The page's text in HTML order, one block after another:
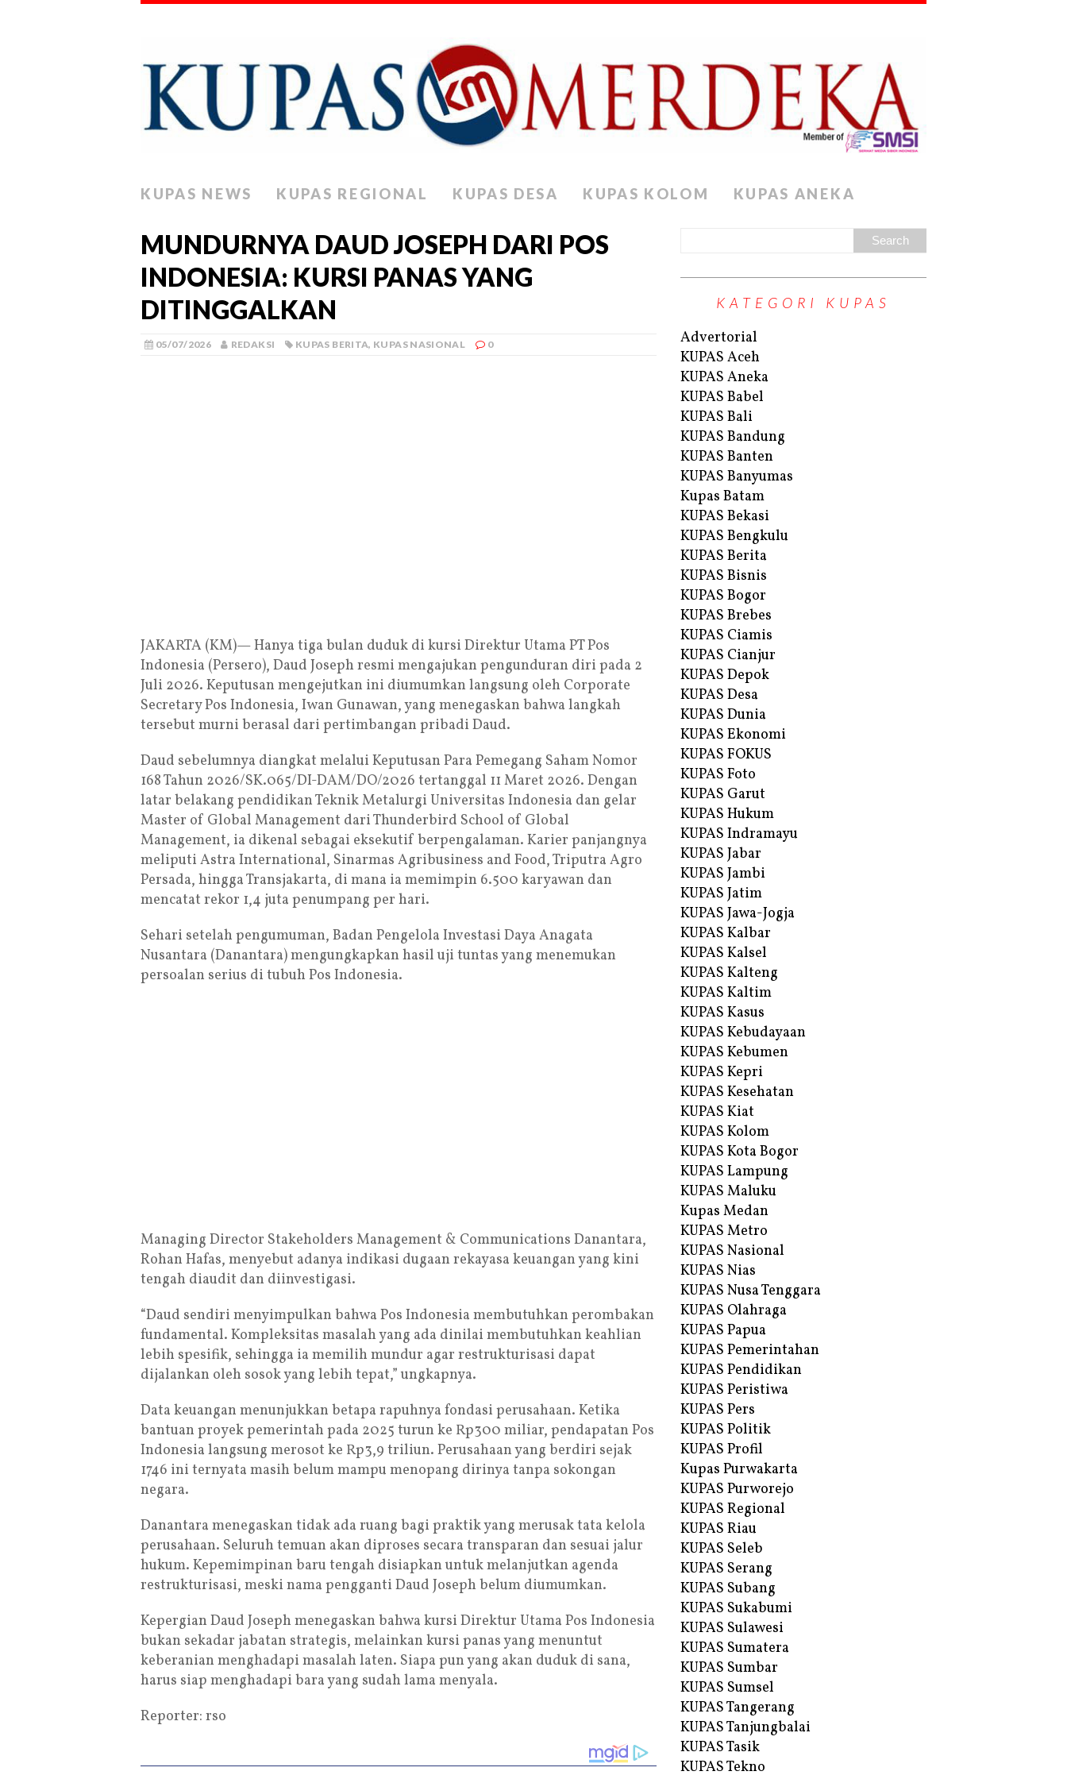
KUPAS NEWS KUPAS REGIONAL KUPAS DESA KUPAS KOLOM KUPAS ANEKA
MUNDURNYA DAUD JOSEPH DARI POS
INDONESIA: KURSI PANAS YANG
DITINGGALKAN
05/07/2026 REDAKSI KUPAS BERITA, KUPAS NASIONAL 0
JAKARTA (KM)— Hanya tiga bulan duduk di kursi Direktur Utama PT Pos
Indonesia (Persero), Daud Joseph resmi mengajukan pengunduran diri pada 2
Juli 2026. Keputusan mengejutkan ini diumumkan langsung oleh Corporate
Secretary Pos Indonesia, Iwan Gunawan, yang menegaskan bahwa langkah
tersebut murni berasal dari pertimbangan pribadi Daud.
Daud sebelumnya diangkat melalui Keputusan Para Pemegang Saham Nomor
168 Tahun 2026/SK.065/DI-DAM/DO/2026 tertanggal 11 Maret 2026. Dengan
latar belakang pendidikan Teknik Metalurgi Universitas Indonesia dan gelar
Master of Global Management dari Thunderbird School of Global
Management, ia dikenal sebagai eksekutif berpengalaman. Karier panjangnya
meliputi Astra International, Sinarmas Agribusiness and Food, Triputra Agro
Persada, hingga Transjakarta, di mana ia memimpin 6.500 karyawan dan
mencatat rekor 1,4 juta penumpang per hari.
Sehari setelah pengumuman, Badan Pengelola Investasi Daya Anagata
Nusantara (Danantara) mengungkapkan hasil uji tuntas yang menemukan
persoalan serius di tubuh Pos Indonesia.
Managing Director Stakeholders Management & Communications Danantara,
Rohan Hafas, menyebut adanya indikasi dugaan rekayasa keuangan yang kini
tengah diaudit dan diinvestigasi.
“Daud sendiri menyimpulkan bahwa Pos Indonesia membutuhkan perombakan
fundamental. Kompleksitas masalah yang ada dinilai membutuhkan keahlian
lebih spesifik, sehingga ia memilih mundur agar restrukturisasi dapat
dijalankan oleh sosok yang lebih tepat,” ungkapnya.
Data keuangan menunjukkan betapa rapuhnya fondasi perusahaan. Ketika
bantuan proyek pemerintah pada 2025 turun ke Rp300 miliar, pendapatan Pos
Indonesia langsung merosot ke Rp3,9 triliun. Perusahaan yang berdiri sejak
1746 ini ternyata masih belum mampu menopang dirinya tanpa sokongan
negara.
Danantara menegaskan tidak ada ruang bagi praktik yang merusak tata kelola
perusahaan. Seluruh temuan akan diproses secara transparan dan sesuai jalur
hukum. Kepemimpinan baru tengah disiapkan untuk melanjutkan agenda
restrukturisasi, meski nama pengganti Daud Joseph belum diumumkan.
Kepergian Daud Joseph menegaskan bahwa kursi Direktur Utama Pos Indonesia
bukan sekadar jabatan strategis, melainkan kursi panas yang menuntut
keberanian menghadapi masalah laten. Siapa pun yang akan duduk di sana,
harus siap menghadapi bara yang sudah lama menyala.
Reporter: rso
KATEGORI KUPAS
Advertorial
KUPAS Aceh
KUPAS Aneka
KUPAS Babel
KUPAS Bali
KUPAS Bandung
KUPAS Banten
KUPAS Banyumas
Kupas Batam
KUPAS Bekasi
KUPAS Bengkulu
KUPAS Berita
KUPAS Bisnis
KUPAS Bogor
KUPAS Brebes
KUPAS Ciamis
KUPAS Cianjur
KUPAS Depok
KUPAS Desa
KUPAS Dunia
KUPAS Ekonomi
KUPAS FOKUS
KUPAS Foto
KUPAS Garut
KUPAS Hukum
KUPAS Indramayu
KUPAS Jabar
KUPAS Jambi
KUPAS Jatim
KUPAS Jawa-Jogja
KUPAS Kalbar
KUPAS Kalsel
KUPAS Kalteng
KUPAS Kaltim
KUPAS Kasus
KUPAS Kebudayaan
KUPAS Kebumen
KUPAS Kepri
KUPAS Kesehatan
KUPAS Kiat
KUPAS Kolom
KUPAS Kota Bogor
KUPAS Lampung
KUPAS Maluku
Kupas Medan
KUPAS Metro
KUPAS Nasional
KUPAS Nias
KUPAS Nusa Tenggara
KUPAS Olahraga
KUPAS Papua
KUPAS Pemerintahan
KUPAS Pendidikan
KUPAS Peristiwa
KUPAS Pers
KUPAS Politik
KUPAS Profil
Kupas Purwakarta
KUPAS Purworejo
KUPAS Regional
KUPAS Riau
KUPAS Seleb
KUPAS Serang
KUPAS Subang
KUPAS Sukabumi
KUPAS Sulawesi
KUPAS Sumatera
KUPAS Sumbar
KUPAS Sumsel
KUPAS Tangerang
KUPAS Tanjungbalai
KUPAS Tasik
KUPAS Tekno